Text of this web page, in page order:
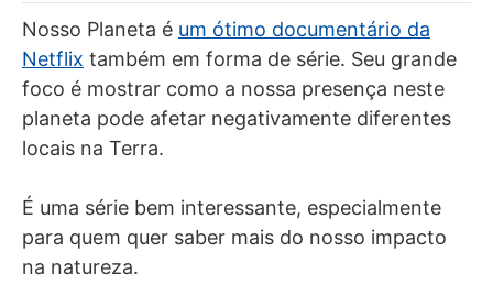
Nosso Planeta é um ótimo documentário da
Netflix também em forma de série. Seu grande
foco é mostrar como a nossa presença neste
planeta pode afetar negativamente diferentes
locais na Terra.
É uma série bem interessante, especialmente
para quem quer saber mais do nosso impacto
na natureza.